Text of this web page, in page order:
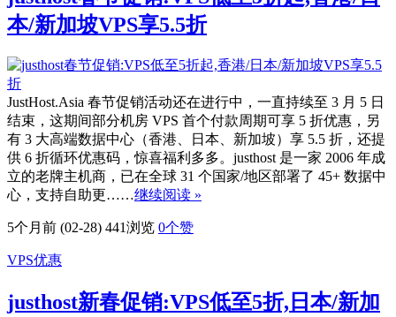
本/新加坡VPS享5.5折
JustHost.Asia 春节促销活动还在进行中，一直持续至 3 月 5 日
结束，这期间部分机房 VPS 首个付款周期可享 5 折优惠，另
有 3 大高端数据中心（香港、日本、新加坡）享 5.5 折，还提
供 6 折循环优惠码，惊喜福利多多。justhost 是一家 2006 年成
立的老牌主机商，已在全球 31 个国家/地区部署了 45+ 数据中
心，支持自助更……继续阅读 »
5个月前 (02-28) 441浏览 0个赞
VPS优惠
justhost新春促销:VPS低至5折,日本/新加